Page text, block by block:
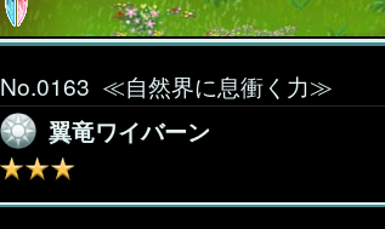
No.0163 ≪自然界に息衝く力≫
翼竜ワイバーン